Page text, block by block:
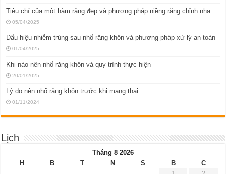
Tiêu chí của một hàm răng đẹp và phương pháp niềng răng chỉnh nha
05/04/2025
Dấu hiệu nhiễm trùng sau nhổ răng khôn và phương pháp xử lý an toàn
01/04/2025
Khi nào nên nhổ răng khôn và quy trình thực hiện
20/01/2025
Lý do nên nhổ răng khôn trước khi mang thai
01/11/2024
Lịch
Tháng 8 2026
H
B T N S B
C